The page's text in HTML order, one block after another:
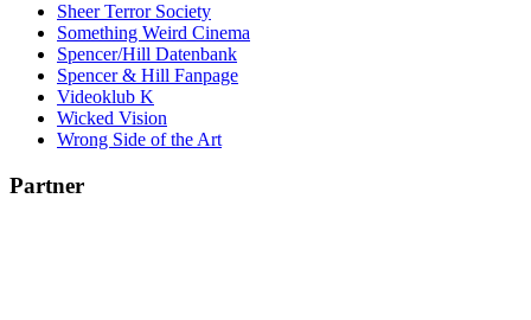
Sheer Terror Society
Something Weird Cinema
Spencer/Hill Datenbank
Spencer & Hill Fanpage
Videoklub K
Wicked Vision
Wrong Side of the Art
Partner